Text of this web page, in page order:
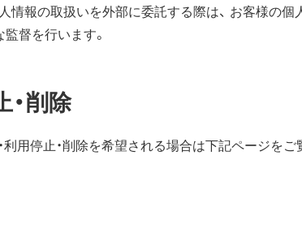
情報の取扱いを外部に委託する際は、 お客様の
督を行います。
・削除
用停止・削除を希望される場合は下記ページをご